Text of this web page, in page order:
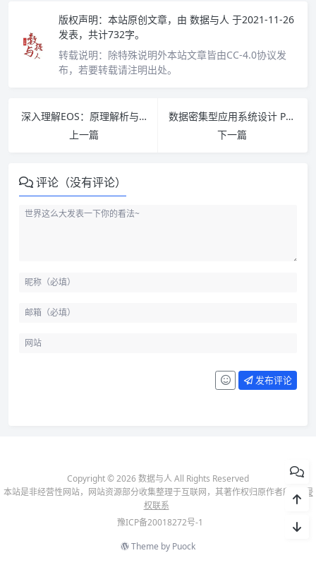
版权声明： 本站原创文章，由 数据与人 于2021-11-26
发表，共计732字。
转载说明： 除特殊说明外本站文章皆由CC-4.0协议发
布，若要转载请注明出处。
深入理解EOS：原理解析与开发实战 PDF下载
上一篇
数据密集型应用系统设计 PDF下载
下一篇
评论（没有评论）
发布评论
Copyright © 2026 数据与人 All Rights Reserved
本站是非经营性网站，网站资源部分收集整理于互联网，其著作权归原作者所有-
侵
权联系
豫ICP备20018272号-1
Theme by Puock